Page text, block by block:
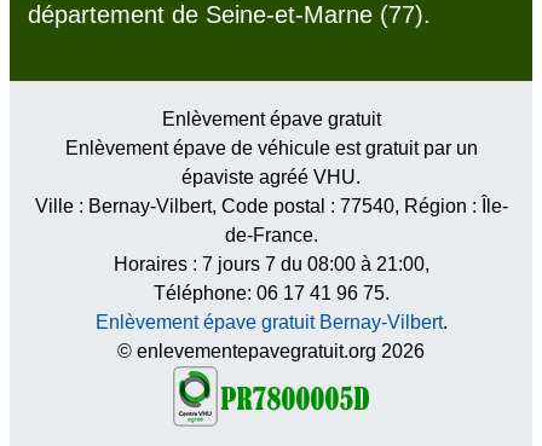
département de Seine-et-Marne (77).
Enlèvement épave gratuit
Enlèvement épave de véhicule est gratuit par un
épaviste agréé VHU.
Ville : Bernay-Vilbert, Code postal : 77540, Région :
Île-
de-France.
Horaires : 7 jours 7 du 08:00 à 21:00,
Téléphone: 06 17 41 96 75.
Enlèvement épave gratuit Bernay-Vilbert.
© enlevementepavegratuit.org 2026